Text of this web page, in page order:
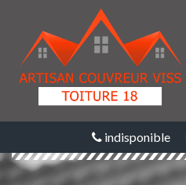
indisponible